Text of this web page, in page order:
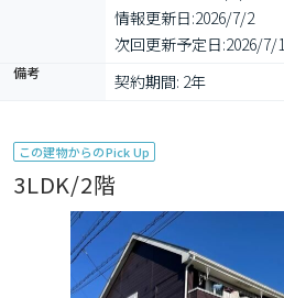
情報更新日:2026/7/2
次回更新予定日:2026/7/
備考 契約期間: 2年
この建物からのPick Up
3LDK/2階